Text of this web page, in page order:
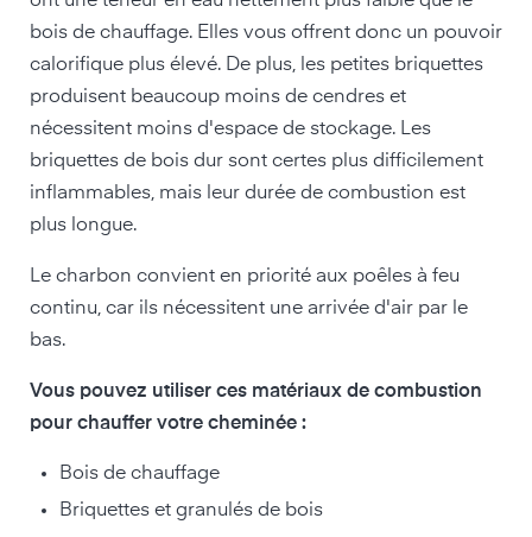
bois de chauffage. Elles vous offrent donc un pouvoir
calorifique plus élevé. De plus, les petites briquettes
produisent beaucoup moins de cendres et
nécessitent moins d'espace de stockage. Les
briquettes de bois dur sont certes plus difficilement
inflammables, mais leur durée de combustion est
plus longue.
Le charbon convient en priorité aux poêles à feu
continu, car ils nécessitent une arrivée d'air par le
bas.
Vous pouvez utiliser ces matériaux de combustion
pour chauffer votre cheminée :
Bois de chauffage
Briquettes et granulés de bois